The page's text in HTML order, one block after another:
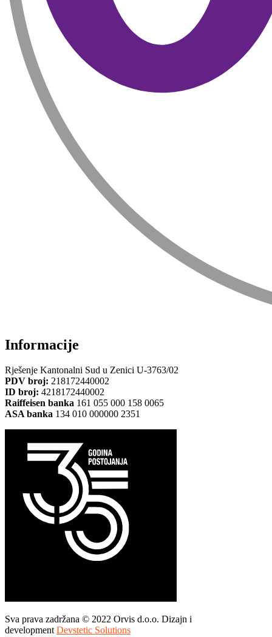
Informacije
Rješenje Kantonalni Sud u Zenici U-3763/02
PDV broj: 218172440002
ID broj: 4218172440002
Raiffeisen banka 161 055 000 158 0065
ASA banka 134 010 000000 2351
Sva prava zadržana © 2022 Orvis d.o.o. Dizajn i
developmentDevstetic Solutions